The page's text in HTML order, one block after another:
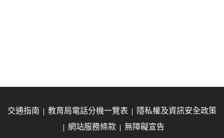
交通指南 教育局電話分機一覽表
隱私權及資訊安全政策
網站服務條款
無障礙宣告